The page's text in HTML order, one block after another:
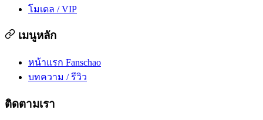
โมเดล / VIP
เมนูหลัก
หน้าแรก Fanschao
บทความ / รีวิว
ติดตามเรา